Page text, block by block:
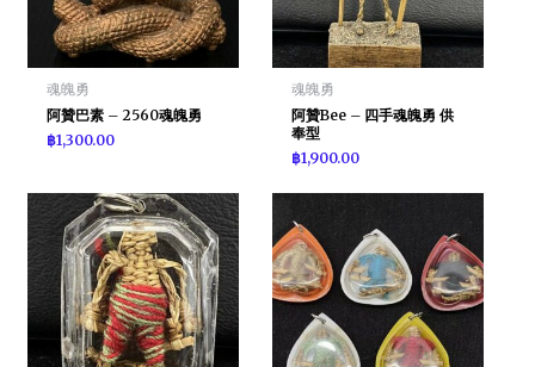
魂魄勇
阿贊巴素 – 2560魂魄勇
฿1,300.00
魂魄勇
阿贊Bee – 四手魂魄勇 供
奉型
฿1,900.00